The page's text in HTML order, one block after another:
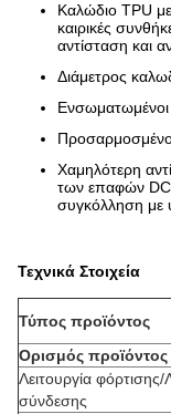
Καλώδιο TPU με
καιρικές
αντίσταση και
Διάμετρος
Ενσωματωμένοι
Προσαρμοσμένο
Χαμηλότερη
των επαφών DC
συγκόλληση με
Τεχνικά Στοιχεία
Τύπος προϊόντος
Ορισμός προϊόντος
Λειτουργία φόρτισης/
σύνδεσης